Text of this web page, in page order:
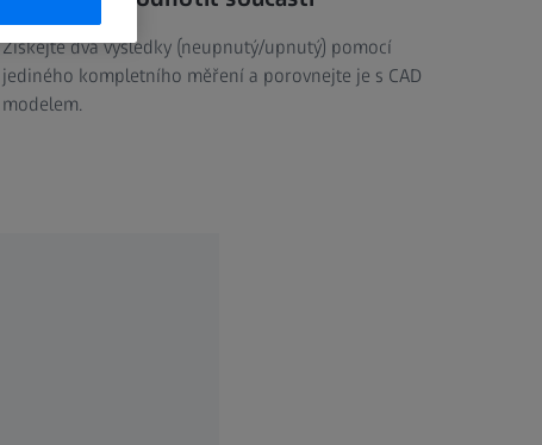
Získejte dva výsledky (neupnutý/upnutý) pomocí
jediného kompletního měření a porovnejte je s CAD
modelem.